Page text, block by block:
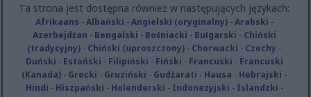
Ta strona jest dostępna również w następujących językach:
Afrikaans -Albański -Angielski (oryginalny)-Arabski -
Azerbejdżan - Bengalski - Bośniacki - Bułgarski - Chiński
(tradycyjny) - Chiński (uproszczony) - Chorwacki - Czechy -
Duński - Estoński - Filipiński - Fiński - Francuski - Francuski
(Kanada) - Grecki - Gruziński - Gudżarati - Hausa - Hebrajski -
Hindi - Hiszpański - Holenderski - Indonezyjski - Islandzki -